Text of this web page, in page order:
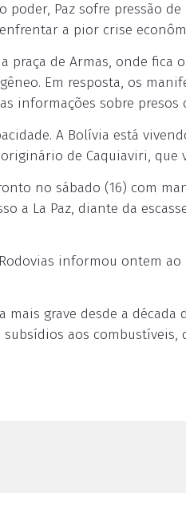
poder, Paz sofre pressão
a pior crise
de Armas, onde fica o
Em resposta, os
informações sobre presos
A Bolívia está
de Caquiaviri, que
no sábado (16) com
a La Paz, diante da
informou ontem
grave desde a década
aos combustíveis,